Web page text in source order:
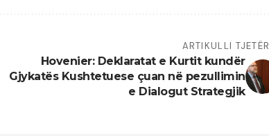
ARTIKULLI TJETËR
Hovenier: Deklaratat e Kurtit kundër
Gjykatës Kushtetuese çuan në pezullimin
e Dialogut Strategjik